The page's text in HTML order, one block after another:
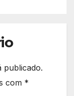
publicado.
com *